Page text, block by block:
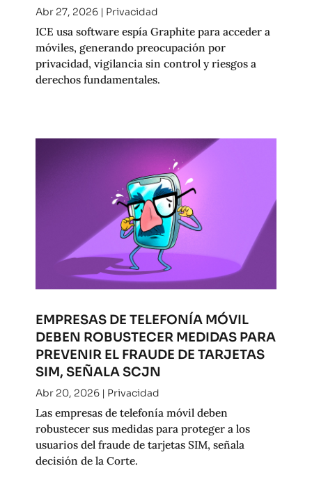
Abr 27, 2026| Privacidad
ICE usa software espía Graphite para acceder a
móviles, generando preocupación por
privacidad, vigilancia sin control y riesgos a
derechos fundamentales.
EMPRESAS DE TELEFONÍA MÓVIL
DEBEN ROBUSTECER MEDIDAS PARA
PREVENIR EL FRAUDE DE TARJETAS
SIM, SEÑALA SCJN
Abr 20, 2026| Privacidad
Las empresas de telefonía móvil deben
robustecer sus medidas para proteger a los
usuarios del fraude de tarjetas SIM, señala
decisión de la Corte.